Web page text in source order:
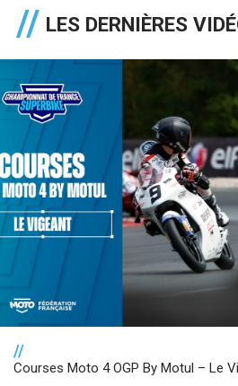
LES DERNIÈRES
//
Courses Moto 4 OGP By Motul – Le